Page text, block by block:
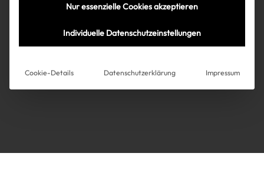
Über uns Kooperationen
AGB
Kooperationen
Instagram
Impressum
AGB
Nur essenzielle Cookies akzeptieren
Individuelle Datenschutzeinstellungen
Cookie-Details Datenschutzerklärung Impressum